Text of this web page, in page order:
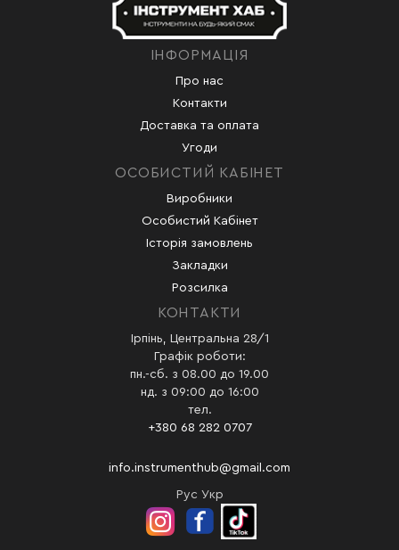
ІНФОРМАЦІЯ
Про нас
Контакти
Доставка та оплата
Угоди
ОСОБИСТИЙ КАБІНЕТ
Виробники
Особистий Кабінет
Історія замовлень
Закладки
Розсилка
КОНТАКТИ
Ірпінь, Центральна 28/1
Графік роботи:
пн.-сб. з 08.00 до 19.00
нд. з 09:00 до 16:00
тел.
+380 68 282 0707
info.instrumenthub@gmail.com
Рус Укр